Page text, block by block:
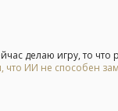
делаю игру, то
что ИИ не способен